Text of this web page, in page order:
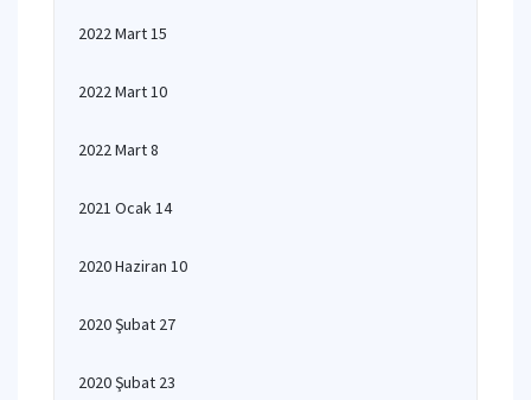
2022 Mart 15
2022 Mart 10
2022 Mart 8
2021 Ocak 14
2020 Haziran 10
2020 Şubat 27
2020 Şubat 23